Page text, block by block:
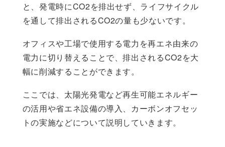
と、発電時にCO2を排出せず、ライフサイクル
を通して排出されるCO2の量も少ないです。
オフィスや工場で使用する電力を再エネ由来の
電力に切り替えることで、排出されるCO2を大
幅に削減することができます。
ここでは、太陽光発電など再生可能エネルギー
の活用や省エネ設備の導入、カーボンオフセッ
トの実施などについて説明していきます。